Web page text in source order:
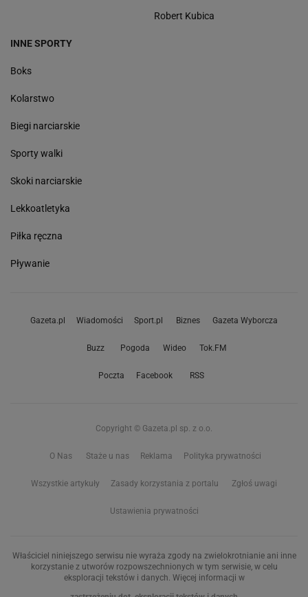
Robert Kubica
INNE SPORTY
Boks
Kolarstwo
Biegi narciarskie
Sporty walki
Skoki narciarskie
Lekkoatletyka
Piłka ręczna
Pływanie
Gazeta.pl Wiadomości Sport.pl Biznes Gazeta Wyborcza
Buzz Pogoda Wideo Tok.FM
Poczta Facebook RSS
Copyright © Gazeta.pl sp. z o.o.
O Nas Staże u nas Reklama Polityka prywatności
Wszystkie artykuły Zasady korzystania z portalu Zgłoś uwagi
Ustawienia prywatności
Właściciel niniejszego serwisu nie wyraża zgody na zwielokrotnianie ani inne
korzystanie z utworów rozpowszechnionych w tym serwisie, w celu
eksploracji tekstów i danych. Więcej informacji w